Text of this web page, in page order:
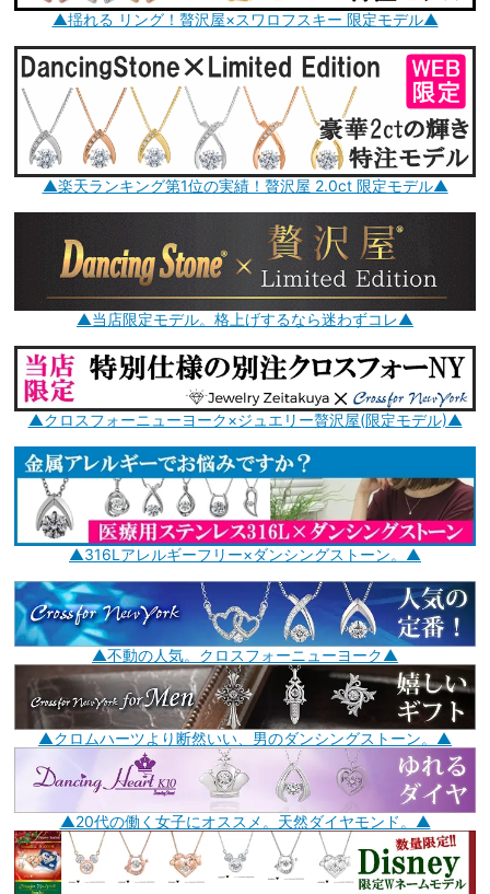
▲揺れる リング！贅沢屋×スワロフスキー 限定モデル▲
▲楽天ランキング第1位の実績！贅沢屋 2.0ct 限定モデル▲
▲当店限定モデル。格上げするなら迷わずコレ▲
▲クロスフォーニューヨーク×ジュエリー贅沢屋(限定モデル)▲
▲316Lアレルギーフリー×ダンシングストーン。▲
▲不動の人気。クロスフォーニューヨーク▲
▲クロムハーツより断然いい、男のダンシングストーン。▲
▲20代の働く女子にオススメ。天然ダイヤモンド。▲